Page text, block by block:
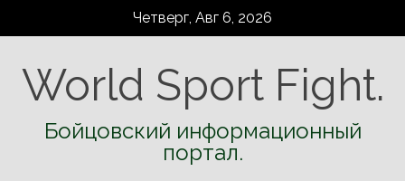
Четверг, Авг 6, 2026
World Sport Fight.
Бойцовский информационный
портал.